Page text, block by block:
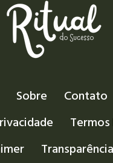
Sobre
Contato
Transparência